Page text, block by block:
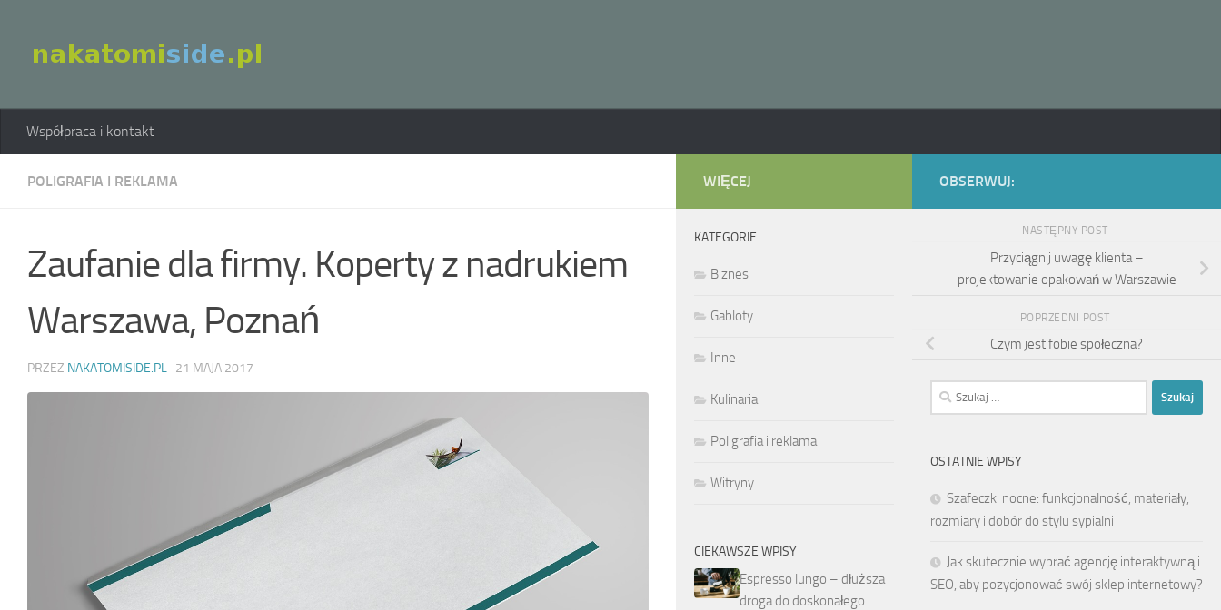
Współpraca i kontakt
POLIGRAFIA I REKLAMA
Zaufanie dla firmy. Koperty z nadrukiem
Warszawa, Poznań
PRZEZ NAKATOMISIDE.PL · 21 MAJA 2017
OBSERWUJ:
NASTĘPNY POST
Przyciągnij uwagę klienta –
projektowanie opakowań w Warszawie
POPRZEDNI POST
Czym jest fobie społeczna?
Szukaj:
OSTATNIE WPISY
Szafeczki nocne: funkcjonalność, materiały,
rozmiary i dobór do stylu sypialni
Jak skutecznie wybrać agencję interaktywną i
SEO, aby pozycjonować swój sklep internetowy?
WIĘCEJ
KATEGORIE
Biznes
Gabloty
Inne
Kulinaria
Poligrafia i reklama
Witryny
CIEKAWSZE WPISY
Espresso lungo – dłuższa
droga do doskonałego